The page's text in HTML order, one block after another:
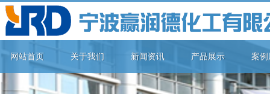
网站首页 关于我们 新闻资讯 产品展示 案例